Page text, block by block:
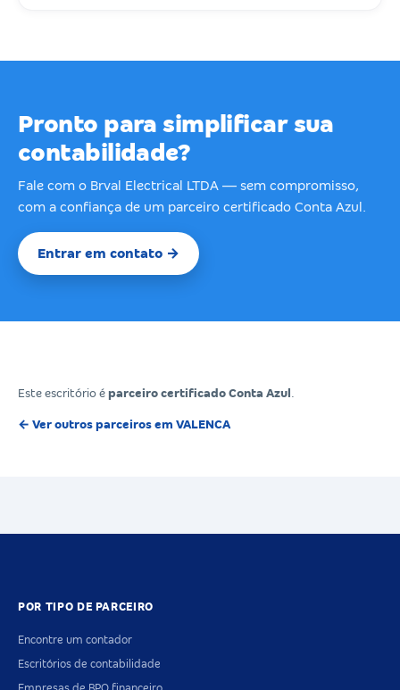
Pronto para simplificar sua
contabilidade?
Fale com o Brval Electrical LTDA — sem compromisso,
com a confiança de um parceiro certificado Conta Azul.
Entrar em contato →
Este escritório é parceiro certificado Conta Azul
← Ver outros parceiros em VALENCA
POR TIPO DE PARCEIRO
Encontre um contador
Escritórios de contabilidade